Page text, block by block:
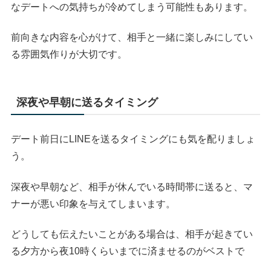
なデートへの気持ちが冷めてしまう可能性もあります。
前向きな内容を心がけて、相手と一緒に楽しみにしてい
る雰囲気作りが大切です。
深夜や早朝に送るタイミング
デート前日にLINEを送るタイミングにも気を配りましょ
う。
深夜や早朝など、相手が休んでいる時間帯に送ると、マ
ナーが悪い印象を与えてしまいます。
どうしても伝えたいことがある場合は、相手が起きてい
る夕方から夜10時くらいまでに済ませるのがベストで